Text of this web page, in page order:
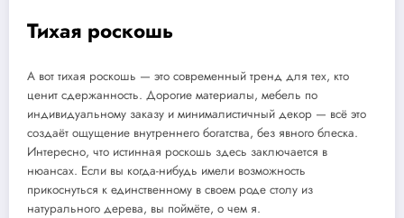
Тихая роскошь
А вот тихая роскошь — это современный тренд для тех, кто
ценит сдержанность. Дорогие материалы, мебель по
индивидуальному заказу и минималистичный декор — всё это
создаёт ощущение внутреннего богатства, без явного блеска.
Интересно, что истинная роскошь здесь заключается в
нюансах. Если вы когда-нибудь имели возможность
прикоснуться к единственному в своем роде столу из
натурального дерева, вы поймёте, о чем я.